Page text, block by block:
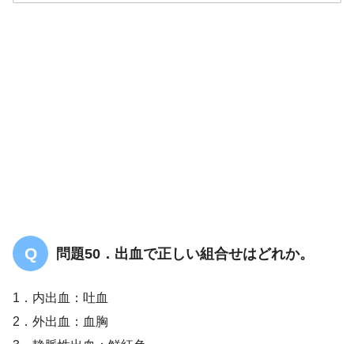
問題50．出血で正しい組合せはどれか。
1．内出血：吐血
2．外出血：血胸